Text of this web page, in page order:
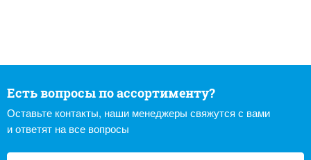
Есть вопросы по ассортименту?
Оставьте контакты, наши менеджеры свяжутся с вами
и ответят на все вопросы